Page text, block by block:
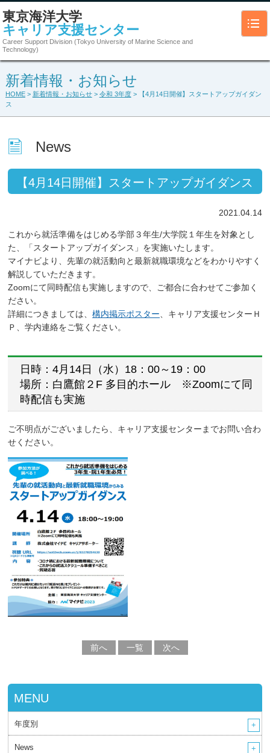
東京海洋大学
キャリア支援センター
Career Support Division (Tokyo University of Marine Science and
Technology)
新着情報・お知らせ
HOME> 新着情報・お知らせ> 令和 3年度> 【4月14日開催】スタートアップガイダン
ス
News
【4月14日開催】スタートアップガイダンス
2021.04.14
これから就活準備をはじめる学部３年生/大学院１年生を対象とし
た、「スタートアップガイダンス」を実施いたします。
マイナビより、先輩の就活動向と最新就職環境などをわかりやすく
解説していただきます。
Zoomにて同時配信も実施しますので、ご都合に合わせてご参加く
ださい。
詳細につきましては、構内掲示ポスター 、キャリア支援センターＨ
Ｐ、学内連絡をご覧ください。
日時：4月14日（水）18：00～19：00
場所：白鷹館２F 多目的ホール ※Zoomにて同
時配信も実施
ご不明点がございましたら、キャリア支援センターまでお問い合わ
せください。
前へ 一覧 次へ
MENU
年度別
News